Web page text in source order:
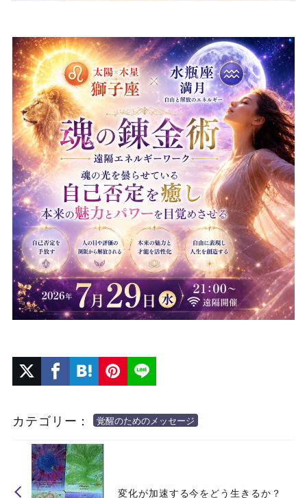
カテゴリー： 覚醒のためのメッセージ
変化が加速する今をどう生きるか？